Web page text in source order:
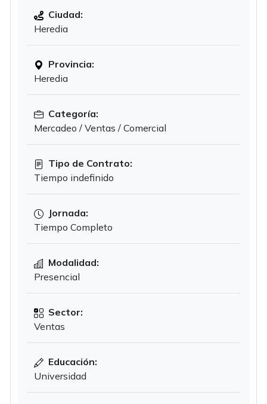
Ciudad:
Heredia
Provincia:
Heredia
Categoría:
Mercadeo / Ventas / Comercial
Tipo de Contrato:
Tiempo indefinido
Jornada:
Tiempo Completo
Modalidad:
Presencial
Sector:
Ventas
Educación:
Universidad